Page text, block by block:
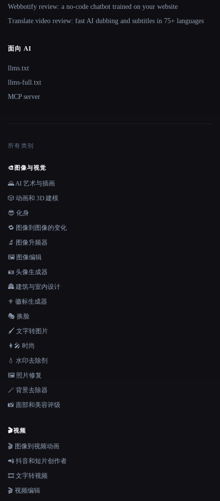
Webbotify review: a no-code chatbot trained on your website
Translate.video review: fast AI dubbing and subtitles in 75+ languages
面向 AI
llms.txt
llms-full.txt
MCP server
所有类别
🎨 图像与视觉
🌄 AI 艺术与插画
🎲 动画和 3D 建模
😎 化身
🔁 图像到图像的变化
🔬 图像升频器
🖼️ 图像编辑
🪪 头像生成器
🏯 建筑与室内设计
⚜️ 徽标生成器
🎭 换脸
🖌️ 文字转图片
👩‍🎤 时尚
💧 水印去除剂
🖼️ 照片修复
🪄 背景去除器
📸 面部和美容评级
🎬视频
🎬 图像到视频动画
📲 抖音和短片创作者
🎞️ 文字转视频
🎬 视频编辑